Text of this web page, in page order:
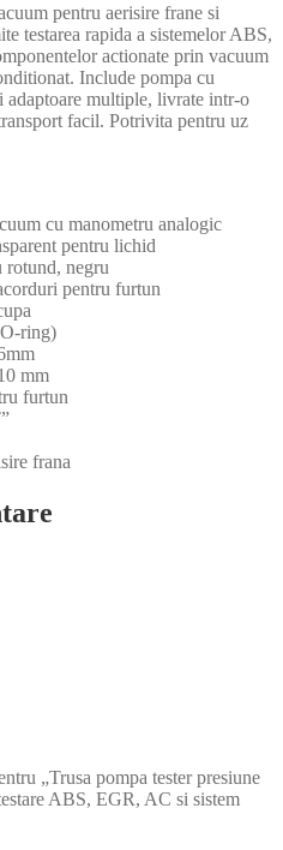
pentru aerisire frane si
testarea rapida a sistemelor ABS,
actionate prin vacuum
Include pompa cu
adaptoare multiple, livrate intr-o
facil. Potrivita pentru uz
cu manometru analogic
pentru lichid
rotund, negru
pentru furtun
ring)
mm
furtun
frana
„Trusa pompa tester presiune
ABS, EGR, AC si sistem